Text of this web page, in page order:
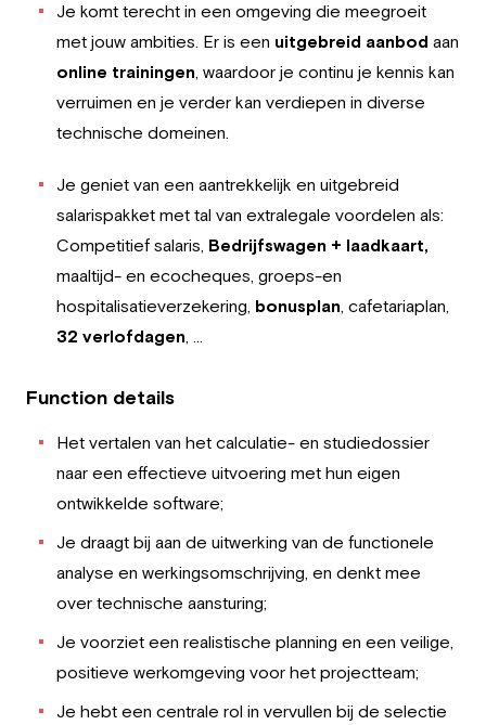
Je komt terecht in een omgeving die meegroeit
met jouw ambities. Er is een uitgebreid aanbod aan
online trainingen, waardoor je continu je kennis kan
verruimen en je verder kan verdiepen in diverse
technische domeinen.
Je geniet van een aantrekkelijk en uitgebreid
salarispakket met tal van extralegale voordelen als:
Competitief salaris, Bedrijfswagen + laadkaart,
maaltijd- en ecocheques, groeps-en
hospitalisatieverzekering, bonusplan, cafetariaplan,
32 verlofdagen, …
Function details
Het vertalen van het calculatie- en studiedossier
naar een effectieve uitvoering met hun eigen
ontwikkelde software;
Je draagt bij aan de uitwerking van de functionele
analyse en werkingsomschrijving, en denkt mee
over technische aansturing;
Je voorziet een realistische planning en een veilige,
positieve werkomgeving voor het projectteam;
Je hebt een centrale rol in vervullen bij de selectie